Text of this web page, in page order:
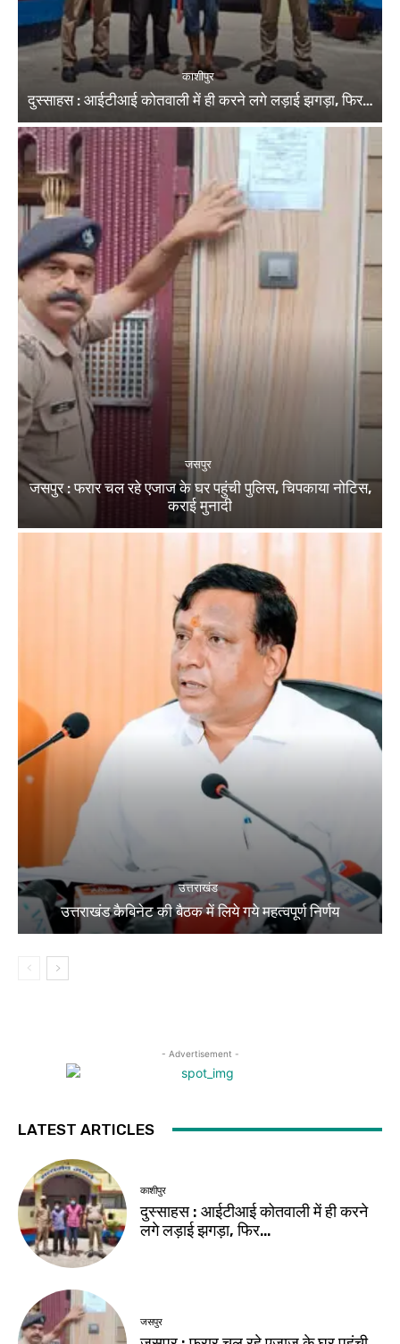
काशीपुर
दुस्साहस : आईटीआई कोतवाली में ही करने लगे लड़ाई झगड़ा, फिर…
जसपुर
जसपुर : फरार चल रहे एजाज के घर पहुंची पुलिस, चिपकाया नोटिस,
कराई मुनादी
उत्तराखंड
उत्तराखंड कैबिनेट की बैठक में लिये गये महत्वपूर्ण निर्णय
- Advertisement -
LATEST ARTICLES
काशीपुर
दुस्साहस : आईटीआई कोतवाली में ही करने
लगे लड़ाई झगड़ा, फिर…
जसपुर